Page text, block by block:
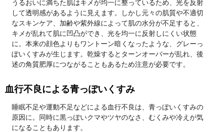
うるおいに満ちた肌はキメが均一に整っているため、光を反射
して透明感があるように見えます。しかし元々の肌質や不適切
なスキンケア、加齢や紫外線によって肌の水分が不足すると、
キメが乱れて肌に凹凸ができ、光を均一に反射しにくい状態
に。本来の顔色よりもワントーン暗くなったような、グレーっ
ぽいくすみが生じます。乾燥するとターンオーバーが乱れ、後
述の角質肥厚につながることもあるため注意が必要です。
血行不良による青っぽいくすみ
睡眠不足や運動不足などによる血行不良は、青っぽいくすみの
原因に。同時に黒っぽいクマやツヤのなさ、むくみや冷えが気
になることもあります。